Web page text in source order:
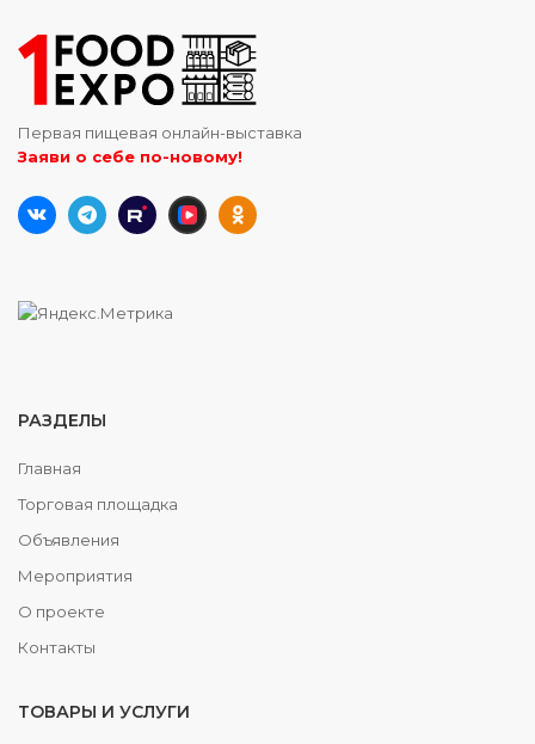
Первая пищевая онлайн-выставка
Заяви о себе по-новому!
РАЗДЕЛЫ
Главная
Торговая площадка
Объявления
Мероприятия
О проекте
Контакты
ТОВАРЫ И УСЛУГИ